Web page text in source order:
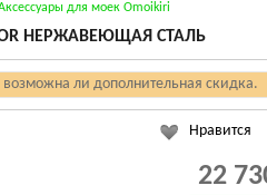
для моек Omoikiri
НЕРЖАВЕЮЩАЯ СТАЛЬ
возможна ли дополнительная скидка.
Нравится
22